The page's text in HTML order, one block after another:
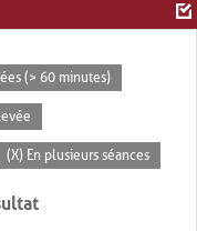
(> 60 minutes)
(X) En plusieurs séances